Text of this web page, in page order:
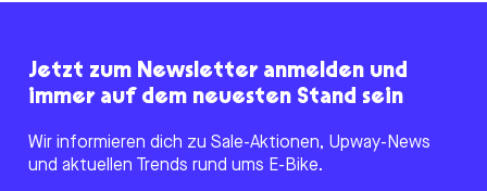
Jetzt zum Newsletter anmelden und
immer auf dem neuesten Stand sein
Wir informieren dich zu Sale-Aktionen, Upway-News
und aktuellen Trends rund ums E-Bike.